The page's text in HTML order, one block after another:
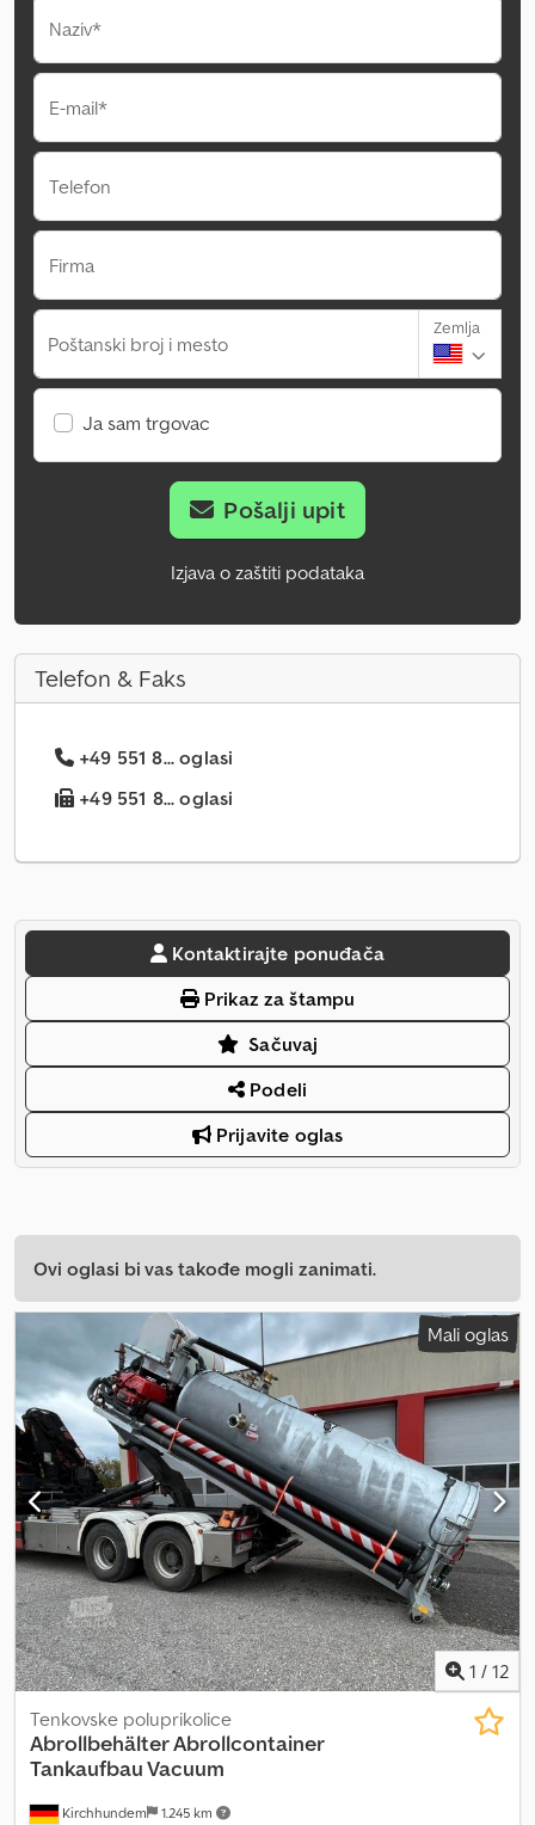
Naziv*
E-mail*
Telefon
Firma
Poštanski broj i mesto
Zemlja
Ja sam trgovac
Pošalji upit
Izjava o zaštiti podataka
Telefon & Faks
+49 551 8... oglasi
+49 551 8... oglasi
Kontaktirajte ponuđača
Prikaz za štampu
Sačuvaj
Podeli
Prijavite oglas
Ovi oglasi bi vas takođe mogli zanimati.
Mali oglas
1 / 12
Kirchhundem 1.245 km
Tenkovske poluprikolice
Abrollbehälter Abrollcontainer
Tankaufbau Vacuum